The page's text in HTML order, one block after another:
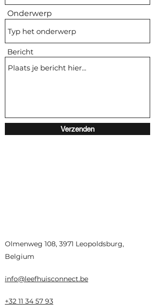
Onderwerp
Bericht
Verzenden
Olmenweg 108, 3971 Leopoldsburg,
Belgium
info@leefhuisconnect.be
+32 11 34 57 93